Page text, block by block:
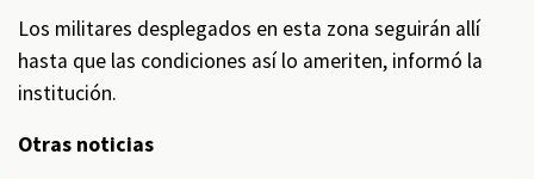
Los militares desplegados en esta zona seguirán allí
hasta que las condiciones así lo ameriten, informó la
institución.
Otras noticias